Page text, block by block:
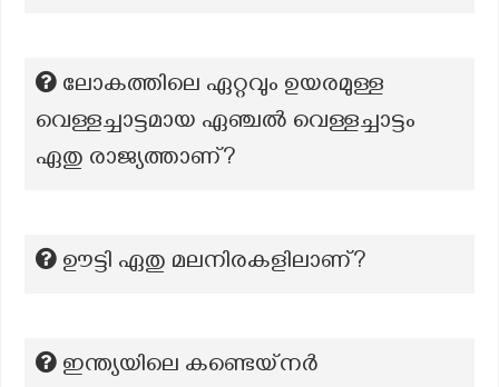
ലോകത്തിലെ ഏറ്റവും ഉയരമുള്ള
വെള്ളച്ചാട്ടമായ ഏഞ്ചൽ വെള്ളച്ചാട്ടം
ഏതു രാജ്യത്താണ്?
ഊട്ടി ഏതു മലനിരകളിലാണ്?
ഇന്ത്യയിലെ കണ്ടെയ്നർ